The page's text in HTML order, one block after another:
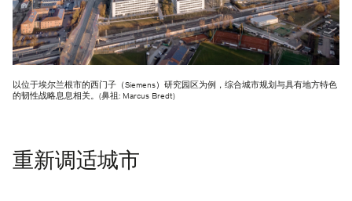
以位于埃尔兰根市的西门子（Siemens）研究园区为例，综合城市规划与具有地方特色
的韧性战略息息相关。(鼻祖: Marcus Bredt)
重新调适城市